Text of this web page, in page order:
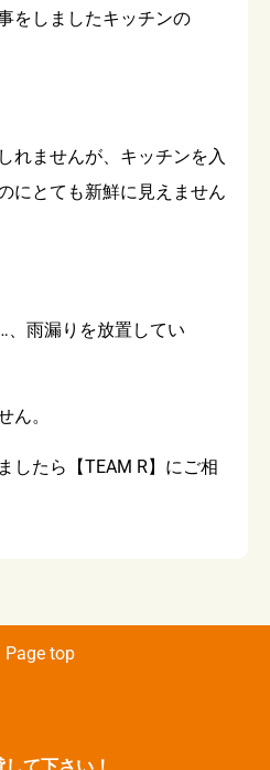
をしましたキッチンの
れませんが、キッチンを入
にとても新鮮に見えません
雨漏りを放置してい
ん。
したら【TEAM R】にご相
Page top